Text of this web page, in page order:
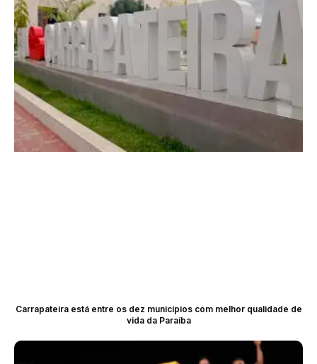
Carrapateira está entre os dez municípios com melhor qualidade de
vida da Paraíba